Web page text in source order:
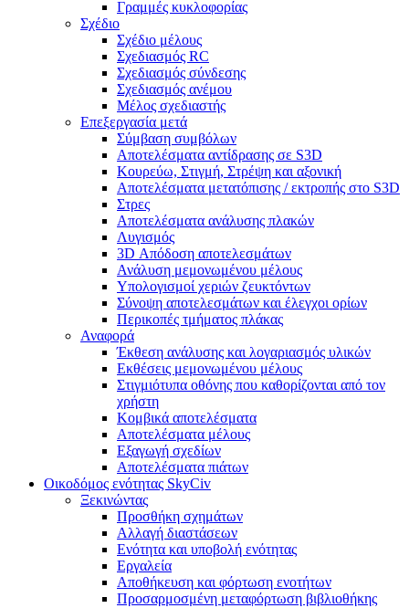
Γραμμές κυκλοφορίας
Σχέδιο
Σχέδιο μέλους
Σχεδιασμός RC
Σχεδιασμός σύνδεσης
Σχεδιασμός ανέμου
Μέλος σχεδιαστής
Επεξεργασία μετά
Σύμβαση συμβόλων
Αποτελέσματα αντίδρασης σε S3D
Κουρεύω, Στιγμή, Στρέψη και αξονική
Αποτελέσματα μετατόπισης / εκτροπής στο S3D
Στρες
Αποτελέσματα ανάλυσης πλακών
Λυγισμός
3D Απόδοση αποτελεσμάτων
Ανάλυση μεμονωμένου μέλους
Υπολογισμοί χεριών ζευκτόντων
Σύνοψη αποτελεσμάτων και έλεγχοι ορίων
Περικοπές τμήματος πλάκας
Αναφορά
Έκθεση ανάλυσης και λογαριασμός υλικών
Εκθέσεις μεμονωμένου μέλους
Στιγμιότυπα οθόνης που καθορίζονται από τον
χρήστη
Κομβικά αποτελέσματα
Αποτελέσματα μέλους
Εξαγωγή σχεδίων
Αποτελέσματα πιάτων
Οικοδόμος ενότητας SkyCiv
Ξεκινώντας
Προσθήκη σχημάτων
Αλλαγή διαστάσεων
Ενότητα και υποβολή ενότητας
Εργαλεία
Αποθήκευση και φόρτωση ενοτήτων
Προσαρμοσμένη μεταφόρτωση βιβλιοθήκης